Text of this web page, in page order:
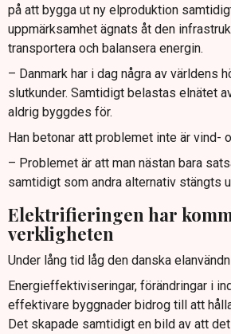
på att bygga ut ny elproduktion
uppmärksamhet ägnats åt den
transportera och balansera energin.
– Danmark har i dag några av världens
slutkunder. Samtidigt belastas elnätet
aldrig byggdes för.
Han betonar att problemet inte är vind-
– Problemet är att man nästan bara
samtidigt som andra alternativ stängts
Elektrifieringen har
verkligheten
Under lång tid låg den danska
Energieffektiviseringar, förändringar i
effektivare byggnader bidrog till att
Det skapade samtidigt en bild av att